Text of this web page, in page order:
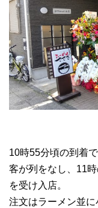
10時55分頃の到着
客が列をなし、11
を受け入店。
注文はラーメン並